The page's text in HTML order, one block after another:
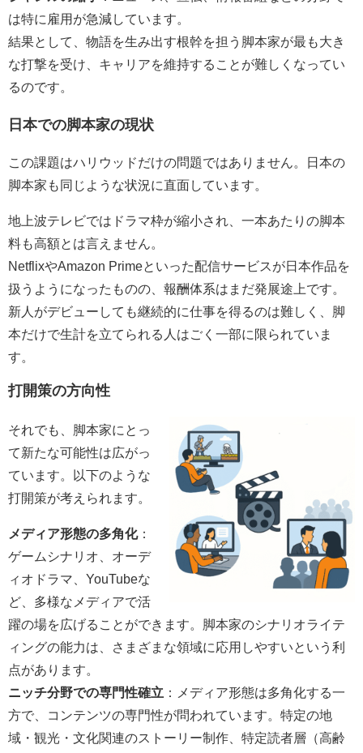
は特に雇用が急減しています。
結果として、物語を生み出す根幹を担う脚本家が最も大き
な打撃を受け、キャリアを維持することが難しくなってい
るのです。
日本での脚本家の現状
この課題はハリウッドだけの問題ではありません。日本の
脚本家も同じような状況に直面しています。
地上波テレビではドラマ枠が縮小され、一本あたりの脚本
料も高額とは言えません。
NetflixやAmazon Primeといった配信サービスが日本作品を
扱うようになったものの、報酬体系はまだ発展途上です。
新人がデビューしても継続的に仕事を得るのは難しく、脚
本だけで生計を立てられる人はごく一部に限られていま
す。
打開策の方向性
それでも、脚本家にとっ
て新たな可能性は広がっ
ています。以下のような
打開策が考えられます。
メディア形態の多角化：
ゲームシナリオ、オーデ
ィオドラマ、 YouTubeな
ど、多様なメディアで活
躍の場を広げることができます。脚本家のシナリオライテ
ィングの能力は、さまざまな領域に応用しやすいという利
点があります。
ニッチ分野での専門性確立 ：メディア形態は多角化する一
方で、コンテンツの専門性が問われています。特定の地
域・観光・文化関連のストーリー制作、特定読者層（高齢